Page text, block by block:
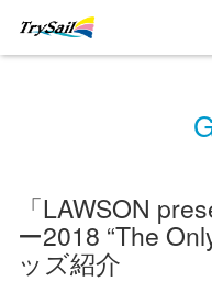
「LAWSON
ー2018 “The
ッズ紹介